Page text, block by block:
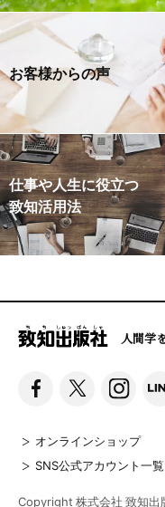
お客様からの声
仕事や人生に役立つ
致知活用法
人間学
オンラインショップ
SNS公式アカウント一覧
Copyright 株式会社 致知出